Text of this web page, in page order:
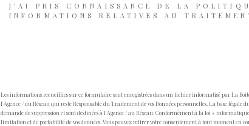
J'AI PRIS CONNAISSANCE DE LA
INFORMATIONS RELATIVES AU
Les informations recueillies sur ce formulaire sont enregistrées dans un fichier informatisé par La
l'Agence / du Réseau qui reste Responsable du Traitement de vos Données personnelles. La base
demande de suppression et sont destinées à l'Agence / au Réseau. Conformément à la loi «
limitation et de portabilité de vos données. Vous pouvez retirer votre consentement à tout moment en